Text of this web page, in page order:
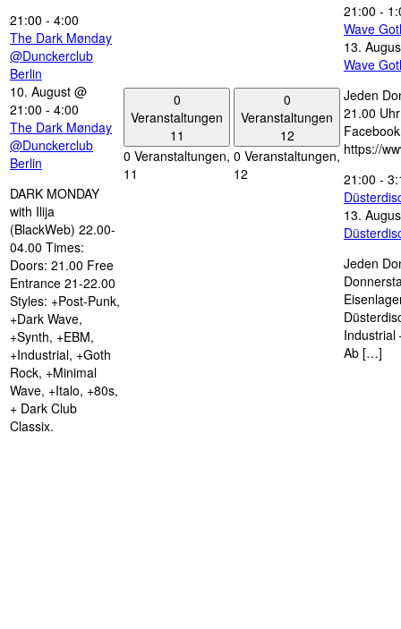
21:00 - 4:00
The Dark Mønday
@Dunckerclub
Berlin
10. August @
21:00 - 4:00
The Dark Mønday
@Dunckerclub
Berlin
DARK MONDAY
with Ilija
(BlackWeb) 22.00-
04.00 Times:
Doors: 21.00 Free
Entrance 21-22.00
Styles: +Post-Punk,
+Dark Wave,
+Synth, +EBM,
+Industrial, +Goth
Rock, +Minimal
Wave, +Italo, +80s,
+ Dark Club
Classix.
0
Veranstaltungen
11
0 Veranstaltungen,
11
0
Veranstaltungen
12
0 Veranstaltungen,
12
21:00 -
Wave
13.
Wave
Jeden
21.00
https://
21:00 -
13.
Jeden
Industrial
Ab […]